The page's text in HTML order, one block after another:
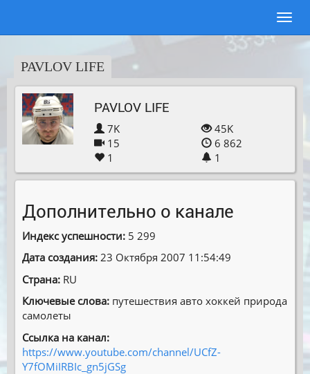
PAVLOV LIFE
PAVLOV LIFE
7K
15
1
45K
6 862
1
Дополнительно о канале
Индекс успешности: 5 299
Дата создания: 23 Октября 2007 11:54:49
Страна: RU
Ключевые слова: путешествия авто хоккей природа
самолеты
Ссылка на канал:
https://www.youtube.com/channel/UCfZ-
Y7fOMiIRBIc_gn5jGSg